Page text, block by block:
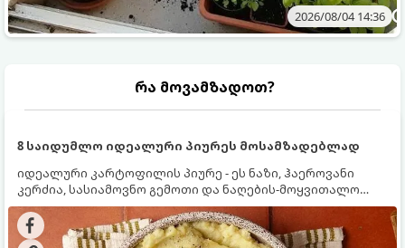
2026/08/04 14:36
რა მოვამზადოთ?
8 საიდუმლო იდეალური პიურეს მოსამზადებლად
იდეალური კარტოფილის პიურე - ეს ნაზი, ჰაეროვანი
კერძია, სასიამოვნო გემოთი და ნაღების-მოყვითალო
ფერით. მისი მომზადება ძალიან მარტივია, მაგრამ
არსებობს რამდენიმე საიდუმლო, რომლებიც უნდა
იცოდეთ, რომ პიურე იდეალურად გემრიელი გამოვიდეს.